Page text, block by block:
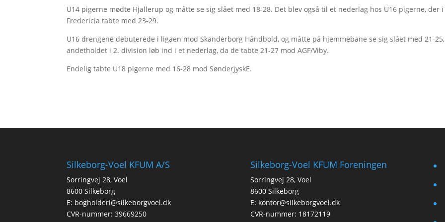
U14 pigerne mødte Hjallerup og måtte se sig slået med 18-28. Det blev også til et nederlag hos U16 pigerne, der i
Fredericia tabte med 23-29.
U16 drengene debuterede i ligaen mod Skanderborg Håndbold, og måtte på hjemmebane se sig slået med 21-25,
andetholdet i 2. division løb ind i et nederlag, da de tabte 21-27 mod AGF/Viby.
Endelig tabte U18 pigerne med 16-28 mod SønderjyskE.
Silkeborg-Voel KFUM A/S
Sorringvej 28, Voel
8600 Silkeborg
E: bogholderi@silkeborgvoel.dk
CVR-nummer: 39669250
Silkeborg-Voel KFUM Foreningen
Sorringvej 28, Voel
8600 Silkeborg
E: kontor@silkeborgvoel.dk
CVR-nummer: 18172119